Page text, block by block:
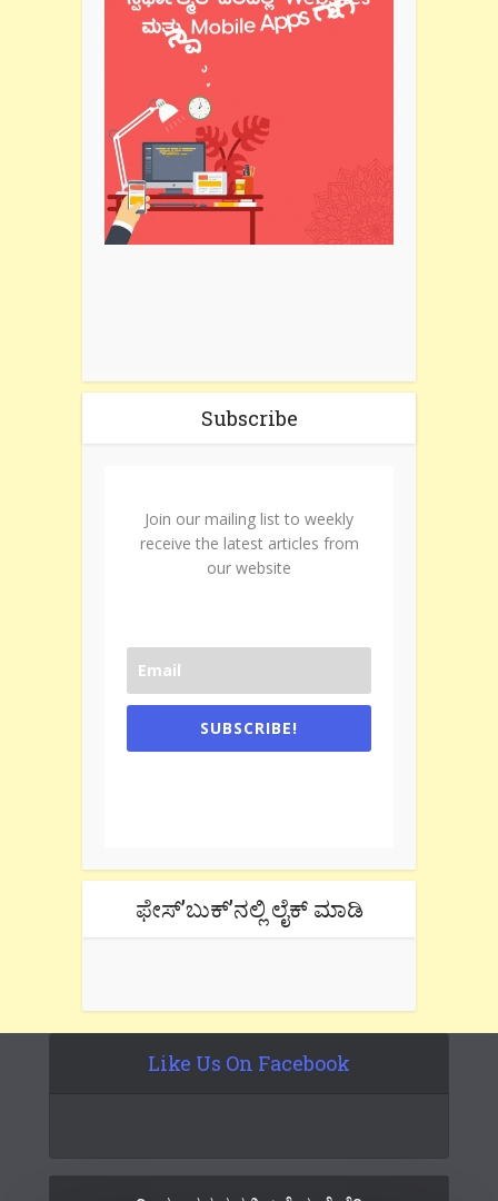
Subscribe
Join our mailing list to weekly
receive the latest articles from
our website
SUBSCRIBE!
ಫೇಸ್’ಬುಕ್’ನಲ್ಲಿ ಲೈಕ್ ಮಾಡಿ
Like Us On Facebook